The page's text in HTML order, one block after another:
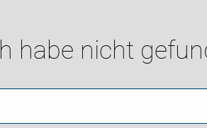
habe nicht